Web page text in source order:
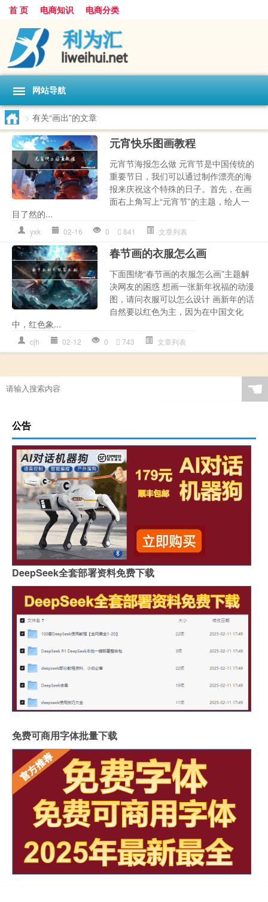
首 页 电商知识 电商分类
网站导航
> 有关“画出”的文章
元宵快乐图画教程
元宵节海报怎么做 元宵节是中国传统的
重要节日，我们可以通过制作漂亮的海
报来庆祝这个特殊的日子。首先，在画
面右上角写上“元宵节”的主题，给人一
目了然的...
yxk 02-16 0 841 文章列表
春节画的衣服怎么画
下面围绕“春节画的衣服怎么画”主题解
决网友的困惑 想画一张新年祝福的动漫
图，请问衣服可以怎么设计 画新年的话
自然要以红色为主，因为在中国文化
中，红色象...
cjh 02-12 0 743 文章列表
☚
公告
DeepSeek全套部署资料免费下载
免费可商用字体批量下载